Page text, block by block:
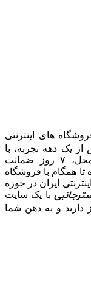
های اینترنتی
از یک دهه تجربه، با
پایبندی به سه اصل کلیدی، پرداخت در محل، ۷ روز ضمانت
همگام با فروشگاه‌
ایران در حوزه
با یک سایت
دارید و به ذهن شما